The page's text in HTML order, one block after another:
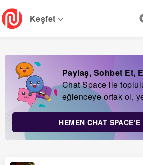
Skip
to
main
Keşfet
Paylaş, Sohbet Et,
Chat Space ile
eğlenceye ortak ol,
HEMEN CHAT